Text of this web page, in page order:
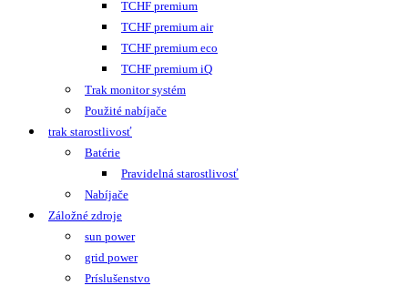
TCHF premium
TCHF premium air
TCHF premium eco
TCHF premium iQ
Trak monitor systém
Použité nabíjače
trak starostlivosť
Batérie
Pravidelná starostlivosť
Nabíjače
Záložné zdroje
sun power
grid power
Príslušenstvo